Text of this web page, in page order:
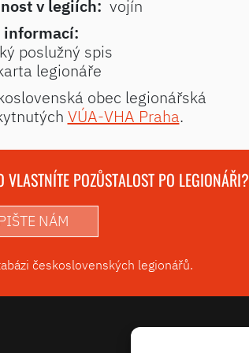
v legiích: vojín
informací:
poslužný spis
legionáře
obec legionářská
VÚA-VHA Praha.
VLASTNÍTE POZŮSTALOST PO LEGIONÁŘI?
NÁM
československých legionářů.